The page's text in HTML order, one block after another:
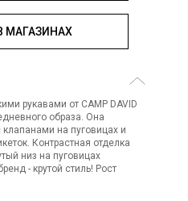
МАГАЗИНАХ
рукавами от CAMP DAVID
образа. Она
на пуговицах и
Контрастная отделка
низ на пуговицах
- крутой стиль! Рост